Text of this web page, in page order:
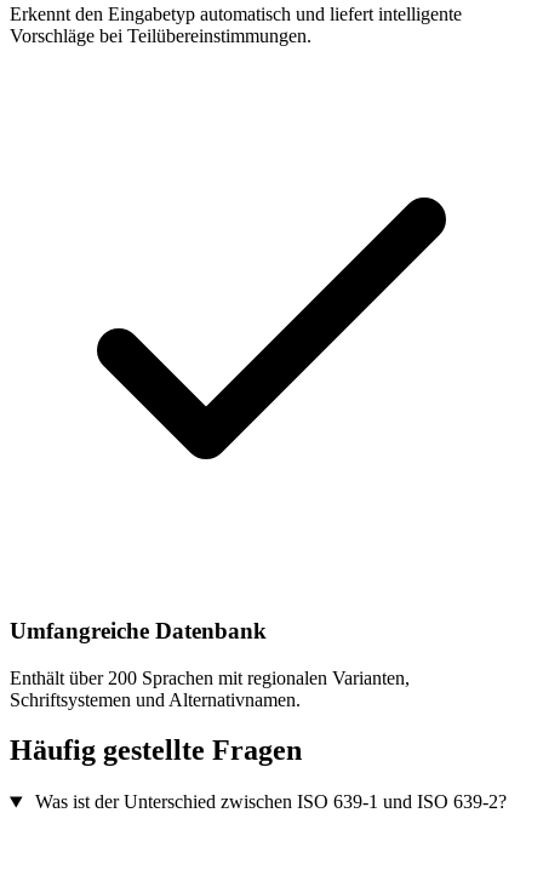
Erkennt den Eingabetyp automatisch und liefert intelligente
Vorschläge bei Teilübereinstimmungen.
Umfangreiche Datenbank
Enthält über 200 Sprachen mit regionalen Varianten,
Schriftsystemen und Alternativnamen.
Häufig gestellte Fragen
Was ist der Unterschied zwischen ISO 639-1 und ISO 639-2?